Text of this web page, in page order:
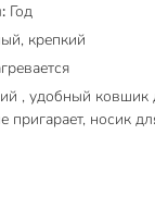
Год
крепкий
, удобный ковшик
пригарает, носик